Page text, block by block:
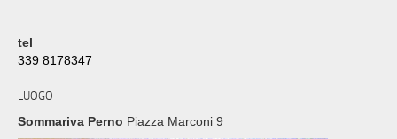
tel
339 8178347
LUOGO
Sommariva Perno Piazza Marconi 9